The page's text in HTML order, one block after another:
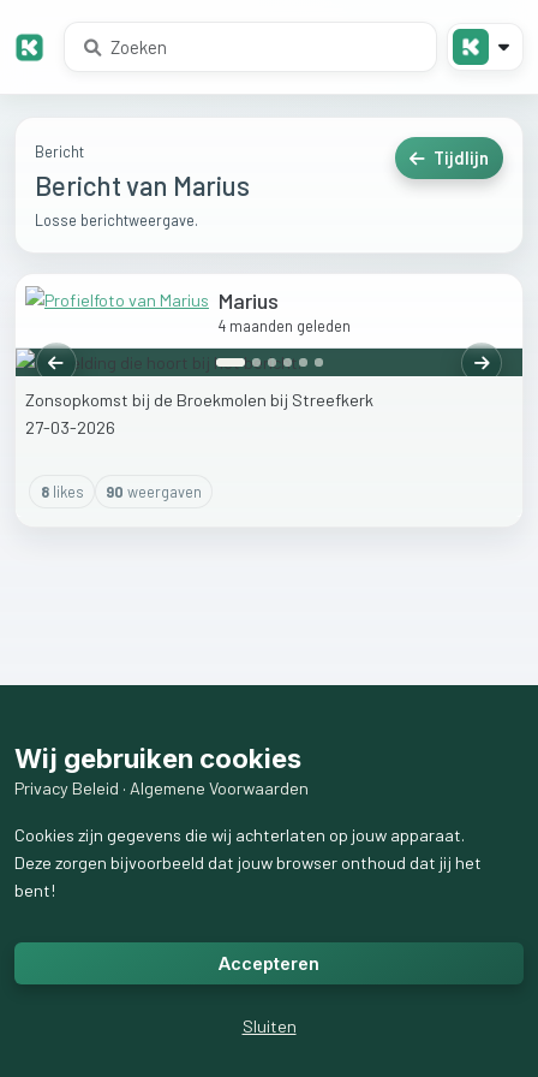
Bericht
Bericht van Marius
Losse berichtweergave.
Tijdlijn
Marius
4 maanden geleden
Vorige
Zonsopkomst bij de Broekmolen bij Streefkerk
27-03-2026
8likes 90 weergaven
Wij gebruiken cookies
Privacy Beleid · Algemene Voorwaarden
Cookies zijn gegevens die wij achterlaten op jouw apparaat.
Deze zorgen bijvoorbeeld dat jouw browser onthoud dat jij het
bent!
Accepteren
Sluiten